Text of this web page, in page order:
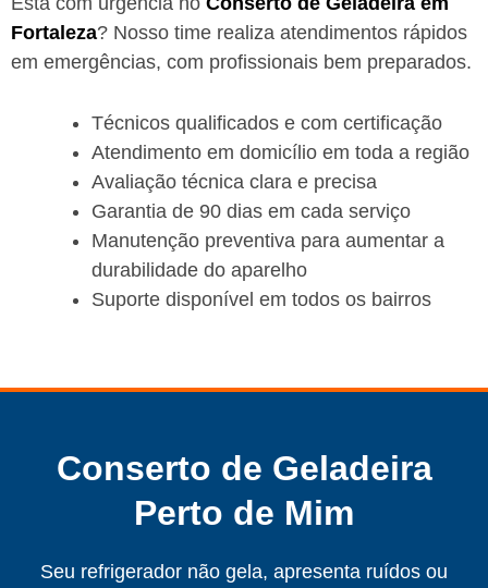
Fortaleza? Nosso time realiza atendimentos rápidos
em emergências, com profissionais bem preparados.
Técnicos qualificados e com certificação
Atendimento em domicílio em toda a região
Avaliação técnica clara e precisa
Garantia de 90 dias em cada serviço
Manutenção preventiva para aumentar a
durabilidade do aparelho
Suporte disponível em todos os bairros
Conserto de Geladeira
Perto de Mim
Seu refrigerador não gela, apresenta ruídos ou